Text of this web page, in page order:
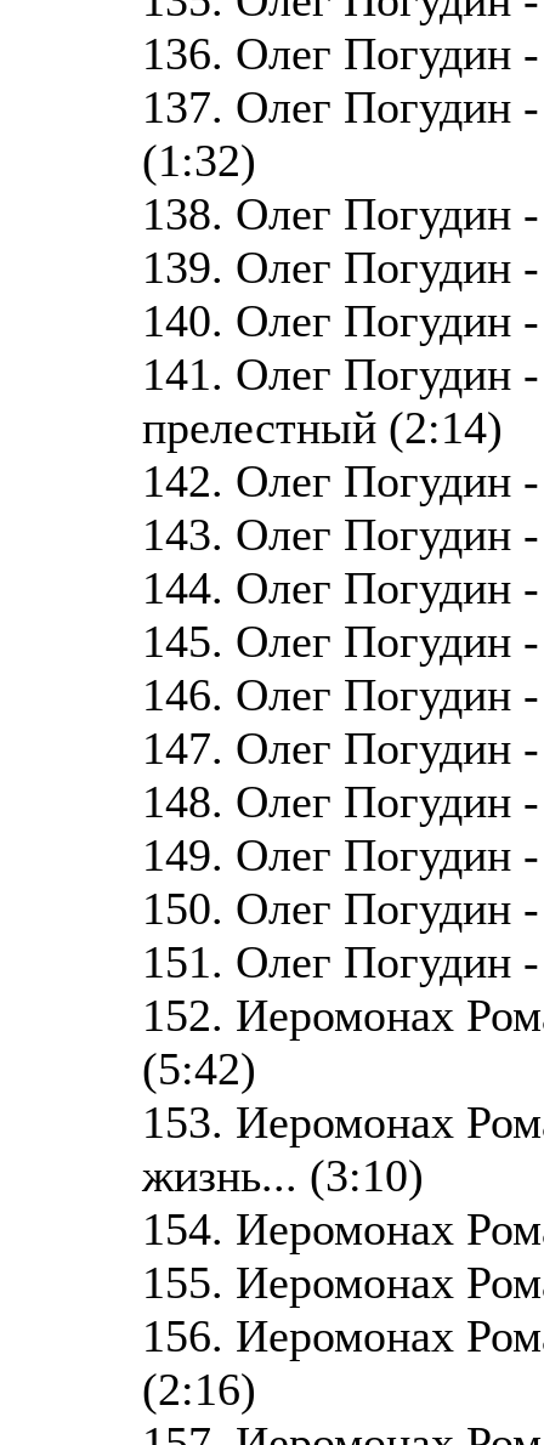
136. Олег Погудин
137. Олег Погудин
(1:32)
138. Олег Погудин
139. Олег Погудин
140. Олег Погудин
141. Олег Погудин
прелестный (2:14)
142. Олег Погудин
143. Олег Погудин
144. Олег Погудин
145. Олег Погудин
146. Олег Погудин
147. Олег Погудин
148. Олег Погудин
149. Олег Погудин
150. Олег Погудин
151. Олег Погудин
152. Иеромонах
(5:42)
153. Иеромонах
жизнь... (3:10)
154. Иеромонах
155. Иеромонах
156. Иеромонах
(2:16)